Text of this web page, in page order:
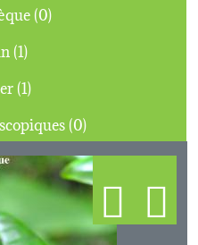
scanothèque (0)
dessin (1)
herbier (1)
coupes microscopiques (0)